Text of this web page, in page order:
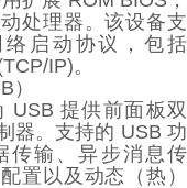
处理器。该设备支
启动协议，包括
IP)。
）
USB 提供前面板双
器。支持的 USB 功
传输、异步消息传
置以及动态（热）